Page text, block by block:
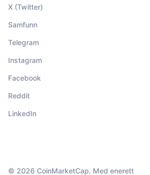
X (Twitter)
Samfunn
Telegram
Instagram
Facebook
Reddit
LinkedIn
© 2026 CoinMarketCap. Med enerett